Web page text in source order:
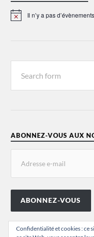
Notice Il n’y a pas
ABONNEZ-VOUS AUX
ABONNEZ-VOUS
Confidentialité et cookies : ce